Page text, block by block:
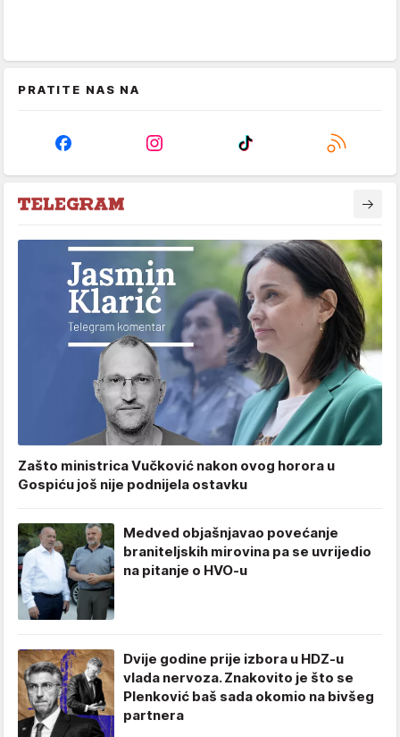
PRATITE NAS NA
Zašto ministrica Vučković nakon ovog horora u
Gospiću još nije podnijela ostavku
Medved objašnjavao povećanje
braniteljskih mirovina pa se uvrijedio
na pitanje o HVO-u
Dvije godine prije izbora u HDZ-u
vlada nervoza. Znakovito je što se
Plenković baš sada okomio na bivšeg
partnera